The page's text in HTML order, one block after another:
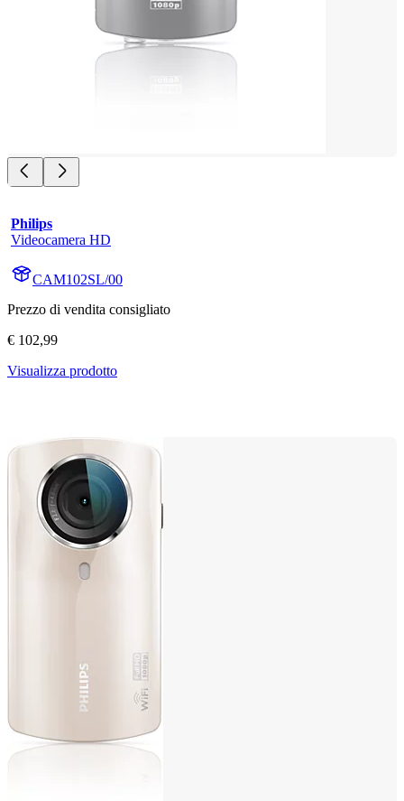
Philips
Videocamera HD
CAM102SL/00
Prezzo di vendita consigliato
€ 102,99
Visualizza prodotto